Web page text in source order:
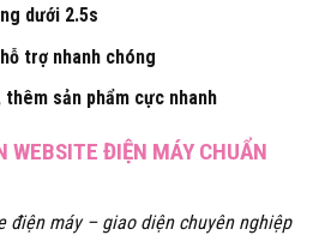
dưới 2.5s
trợ nhanh chóng
thêm sản phẩm cực nhanh
WEBSITE ĐIỆN MÁY CHUẨN
điện máy – giao diện chuyên nghiệp